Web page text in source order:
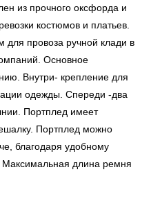
из прочного оксфорда и
костюмов и платьев.
для провоза ручной клади в
Основное
Внутри- крепление для
одежды. Спереди -два
Портплед имеет
Портплед можно
благодаря удобному
длина ремня